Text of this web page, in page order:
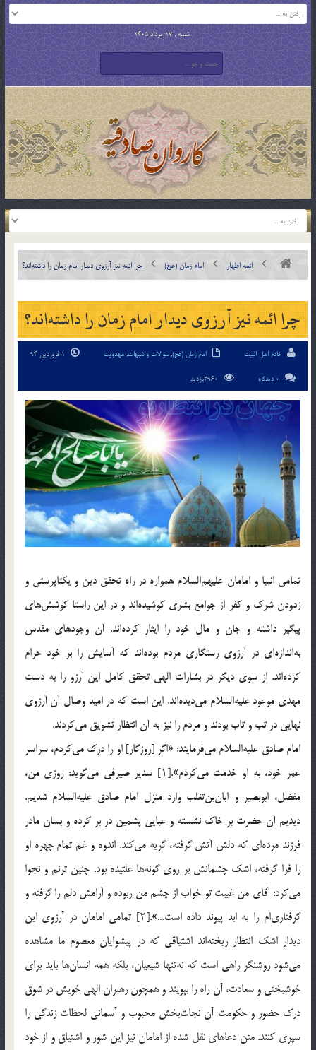
شنبه , 17 مرداد 1405
ائمه اطهار امام زمان (عج) چرا ائمه نیز آرزوی دیدار امام زمان را داشته‌اند؟
چرا ائمه نیز آرزوی دیدار امام زمان را داشته‌اند؟
خادم اهل البیت امام زمان (عج),سوالات و شبهات, مهدویت
0 دیدگاه
تمامی انبیا و امامان علیهم‌السلام همواره در راه تحقق دین و یکتاپرستی و
زدودن شرک و کفر از جوامع بشری کوشیده‌اند و در این راستا کوشش‌های
پیگیر داشته و جان و مال خود را ایثار کرده‌اند. آن وجود‌های مقدس
به‌اندازه‌ای در آرزوی رستگاری مردم بوده‌اند که آسایش را بر خود حرام
کرده‌اند. از سوی دیگر در بشارات الهی تحقق کامل این آرزو را به دست
مهدی موعود علیه‌السلام می‌دیده‌اند. این است که در امید وصال آن آرزوی
نهایی در تب و تاب بودند و مردم را نیز به آن انتظار تشویق می‌کردند.
امام صادق علیه‌السلام می‌فرمایند: «اگر [روزگار] او را درک می‌کردم، سراسر
عمر خود، به او خدمت می‌کردم».[۱] سدیر صیرفی می‌گوید: روزی من،
مفضل، ابوبصیر و ابان‌بن‌تغلب وارد منزل امام صادق علیه‌السلام شدیم.
دیدیم آن حضرت بر خاک نشسته و عبایی پشمین در بر کرده و بسان مادر
فرزند مرده‌ای که دلش آتش گرفته، گریه می‌کند. اندوه و غم تمام چهره او
را فرا گرفته، اشک چشمانش بر روی گونه‌ها غلتیده بود. چنین ترنم و نجوا
می‌کرد: آقای من غیبت تو خواب از چشم من ربوده و آرامش دلم را گرفته و
گرفتاری‌ام را به ابد پیوند داده است…».[۲] تمامی امامان در آرزوی این
دیدار اشک انتظار ریخته‌اند اشتیاقی که در پیشوایان معصوم ما مشاهده
می‌شود روشنگر راهی است که نه‌تنها شیعیان، بلکه همه انسان‌ها باید برای
خوشبختی و سعادت، آن راه را بپویند و همچون رهبران الهی خویش در شوق
درک حضور و حکومت آن نجات‌بخش محبوب و آسمانی لحظات زندگی را
سپری کنند. متن دعاهای نقل شده از امامان نیز این شور و اشتیاق و از خود